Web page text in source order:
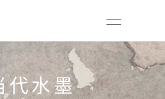
代水墨